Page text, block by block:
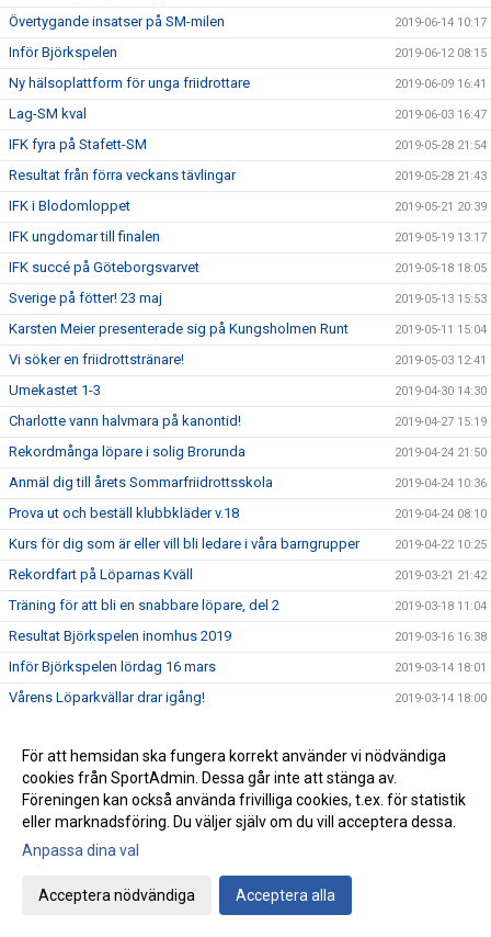
Övertygande insatser på SM-milen 2019-06-14 10:17
Inför Björkspelen 2019-06-12 08:15
Ny hälsoplattform för unga friidrottare 2019-06-09 16:41
Lag-SM kval 2019-06-03 16:47
IFK fyra på Stafett-SM 2019-05-28 21:54
Resultat från förra veckans tävlingar 2019-05-28 21:43
IFK i Blodomloppet 2019-05-21 20:39
IFK ungdomar till finalen 2019-05-19 13:17
IFK succé på Göteborgsvarvet 2019-05-18 18:05
Sverige på fötter! 23 maj 2019-05-13 15:53
Karsten Meier presenterade sig på Kungsholmen Runt 2019-05-11 15:04
Vi söker en friidrottstränare! 2019-05-03 12:41
Umekastet 1-3 2019-04-30 14:30
Charlotte vann halvmara på kanontid! 2019-04-27 15:19
Rekordmånga löpare i solig Brorunda 2019-04-24 21:50
Anmäl dig till årets Sommarfriidrottsskola 2019-04-24 10:36
Prova ut och beställ klubbkläder v.18 2019-04-24 08:10
Kurs för dig som är eller vill bli ledare i våra barngrupper 2019-04-22 10:25
Rekordfart på Löparnas Kväll 2019-03-21 21:42
Träning för att bli en snabbare löpare, del 2 2019-03-18 11:04
Resultat Björkspelen inomhus 2019 2019-03-16 16:38
Inför Björkspelen lördag 16 mars 2019-03-14 18:01
Vårens Löparkvällar drar igång! 2019-03-14 18:00
Veteran-guld till Sune Persson 2019-03-03 14:37
IFK Umeå Inbjuder till: Björkspelen inomhus 2019 2019-02-27 08:54
JSM i friidrott avgjordes i Växjö 2019-02-25 09:03
Lyckat ISM för IFK-truppen
För att hemsidan ska fungera korrekt använder vi nödvändiga
cookies från SportAdmin. Dessa går inte att stänga av.
Föreningen kan också använda frivilliga cookies, t.ex. för statistik
eller marknadsföring. Du väljer själv om du vill acceptera dessa.
Anpassa dina val
Acceptera nödvändiga Acceptera alla